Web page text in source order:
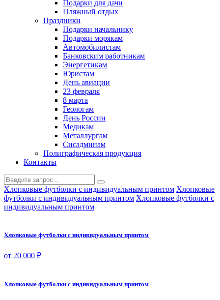
Подарки для дачи
Пляжный отдых
Праздники
Подарки начальнику
Подарки морякам
Автомобилистам
Банковским работникам
Энергетикам
Юристам
День авиации
23 февраля
8 марта
Геологам
День России
Медикам
Металлургам
Сисадминам
Полиграфическая продукция
Контакты
Хлопковые футболки с индивидуальным принтом Хлопковые
футболки с индивидуальным принтом Хлопковые футболки с
индивидуальным принтом
Хлопковые футболки с индивидуальным принтом
от 20 000 ₽
Хлопковые футболки с индивидуальным принтом